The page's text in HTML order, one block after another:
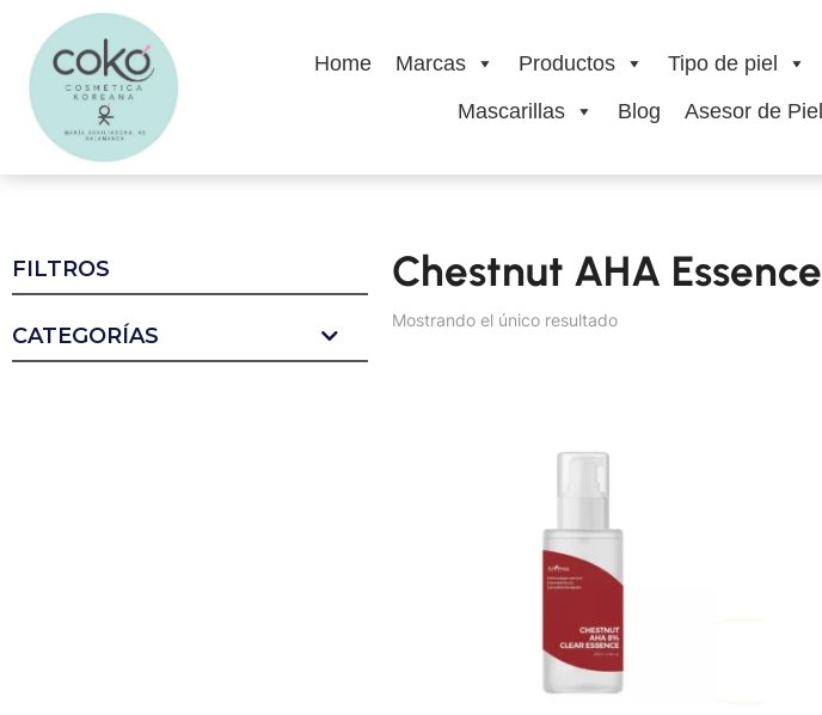
Home Marcas Productos Tipo de piel
Mascarillas
Blog Asesor de Piel
FILTROS
CATEGORÍAS
Chestnut AHA Essence
Mostrando el único resultado